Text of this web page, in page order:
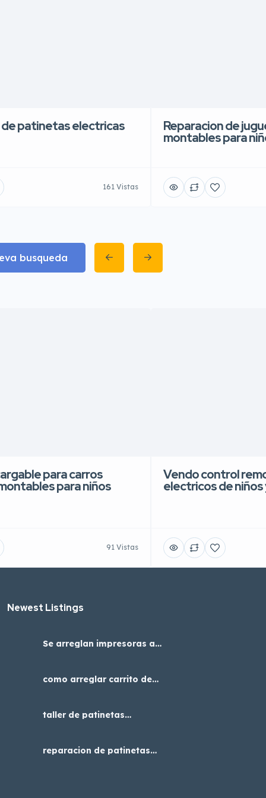
patinetas electricas
161 Vistas
Reparacion de
montables para
busqueda
para carros
para niños
91 Vistas
Vendo control
electricos de niños
Newest Listings​
Se arreglan impresoras a4
como arreglar carrito de
taller de patinetas
reparacion de patinetas